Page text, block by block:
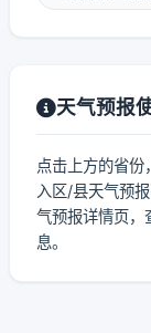
天气预报
点击上方的省
入区/县天气预
气预报详情页，
息。